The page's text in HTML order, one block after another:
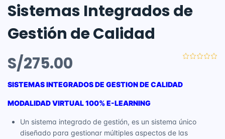
Sistemas Integrados de
Gestión de Calidad
S/275.00
SISTEMAS INTEGRADOS DE GESTION DE CALIDAD
MODALIDAD VIRTUAL 100% E-LEARNING
Un sistema integrado de gestión, es un sistema único
diseñado para gestionar múltiples aspectos de las